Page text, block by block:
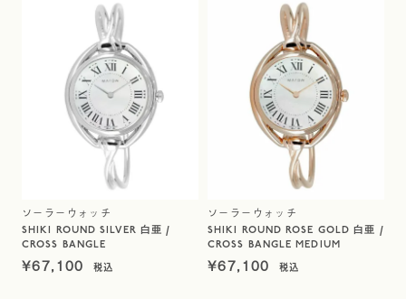
ソーラーウォッチ
SHIKI ROUND SILVER 白亜 /
CROSS BANGLE
¥67,100
ソーラーウォッチ
SHIKI ROUND ROSE GOLD 白亜 /
CROSS BANGLE MEDIUM
¥67,100